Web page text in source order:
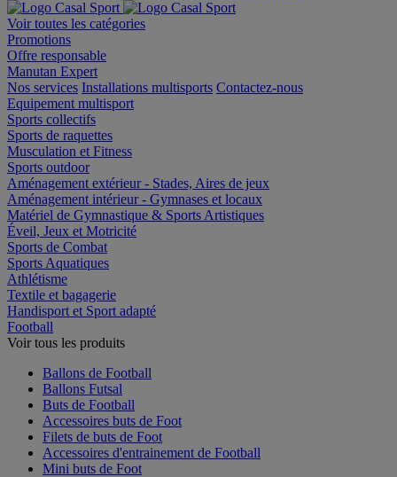
Voir toutes les catégories
Promotions
Offre responsable
Manutan Expert
Nos services Installations multisports Contactez-nous
Equipement multisport
Sports collectifs
Sports de raquettes
Musculation et Fitness
Sports outdoor
Aménagement extérieur - Stades, Aires de jeux
Aménagement intérieur - Gymnases et locaux
Matériel de Gymnastique & Sports Artistiques
Éveil, Jeux et Motricité
Sports de Combat
Sports Aquatiques
Athlétisme
Textile et bagagerie
Handisport et Sport adapté
Football
Voir tous les produits
Ballons de Football
Ballons Futsal
Buts de Football
Accessoires buts de Foot
Filets de buts de Foot
Accessoires d'entrainement de Football
Mini buts de Foot